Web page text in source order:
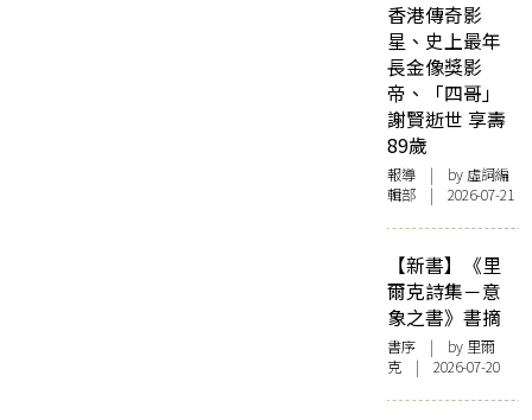
香港傳奇影
星、史上最年
長金像獎影
帝、「四哥」
謝賢逝世 享壽
89歲
報導 | by 虛詞編
輯部 | 2026-07-21
【新書】《里
爾克詩集－意
象之書》書摘
書序 | by 里爾
克 | 2026-07-20